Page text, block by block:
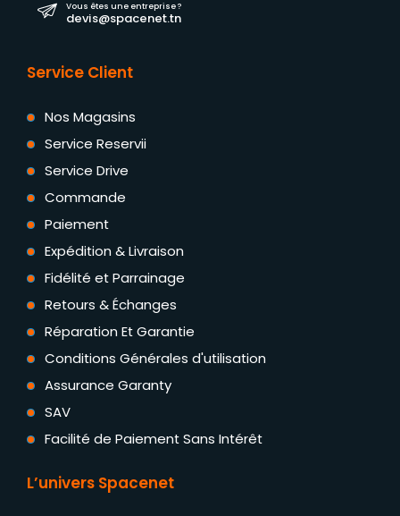
Vous êtes une entreprise ?
devis@spacenet.tn
Service Client
Nos Magasins
Service Reservii
Service Drive
Commande
Paiement
Expédition & Livraison
Fidélité et Parrainage
Retours & Échanges
Réparation Et Garantie
Conditions Générales d'utilisation
Assurance Garanty
SAV
Facilité de Paiement Sans Intérêt
L’univers Spacenet